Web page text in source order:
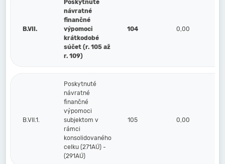
B.VII.
Poskytnuté
návratné
finančné
výpomoci
krátkodobé
súčet (r. 105 až
r. 109)
104 0,00
B.VII.1.
Poskytnuté
návratné
finančné
výpomoci
subjektom v
rámci
konsolidovaného
celku (271AÚ) -
(291AÚ)
105 0,00